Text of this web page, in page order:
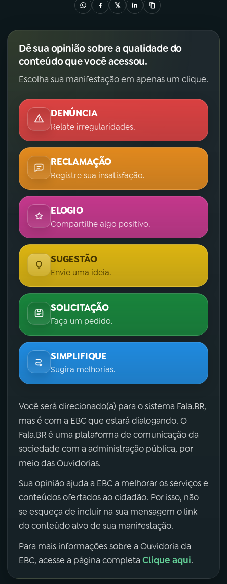
Dê sua opinião sobre a qualidade do
conteúdo que você acessou.
Escolha sua manifestação em apenas um clique.
DENÚNCIA
Relate irregularidades.
RECLAMAÇÃO
Registre sua insatisfação.
ELOGIO
Compartilhe algo positivo.
SUGESTÃO
Envie uma ideia.
SOLICITAÇÃO
Faça um pedido.
SIMPLIFIQUE
Sugira melhorias.
Você será direcionado(a) para o sistema Fala.BR,
mas é com a EBC que estará dialogando. O
Fala.BR é uma plataforma de comunicação da
sociedade com a administração pública, por
meio das Ouvidorias.
Sua opinião ajuda a EBC a melhorar os serviços e
conteúdos ofertados ao cidadão. Por isso, não
se esqueça de incluir na sua mensagem o link
do conteúdo alvo de sua manifestação.
Para mais informações sobre a Ouvidoria da
EBC, acesse a página completa Clique aqui.